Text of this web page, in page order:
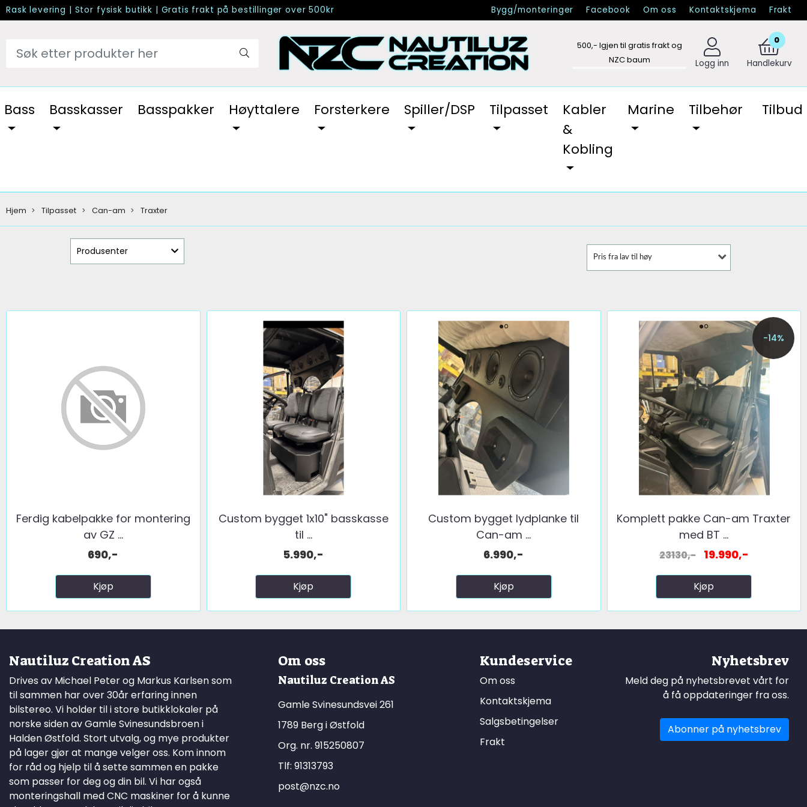
Rask levering | Stor fysisk butikk | Gratis frakt på bestillinger over 500kr Bygg/monteringer Facebook Om oss Kontaktskjema Frakt
500,- Igjen til gratis frakt og
NZC baum
Logg inn
0
Handlekurv
Bass Basskasser Basspakker Høyttalere Forsterkere Spiller/DSP Tilpasset
Kabler
&
Kobling
Marine Tilbehør Tilbud
Hjem Tilpasset Can-am Traxter
Produsenter
Pris fra lav til høy
Ferdig kabelpakke for montering
av GZ ...
690,-
Kjøp
Custom bygget 1x10" basskasse
til ...
5.990,-
Kjøp
Custom bygget lydplanke til
Can-am ...
6.990,-
Kjøp
-14%
Komplett pakke Can-am Traxter
med BT ...
23130,- 19.990,-
Kjøp
Nautiluz Creation AS
Drives av Michael Peter og Markus Karlsen som
til sammen har over 30år erfaring innen
bilstereo. Vi holder til i store butikklokaler på
norske siden av Gamle Svinesundsbroen i
Halden Østfold. Stort utvalg, og mye produkter
på lager gjør at mange velger oss. Kom innom
for råd og hjelp til å sette sammen en pakke
som passer for deg og din bil. Vi har også
monteringshall med CNC maskiner for å kunne
Om oss
Nautiluz Creation AS
Gamle Svinesundsvei 261
1789 Berg i Østfold
Org. nr. 915250807
Tlf: 91313793
post@nzc.no
Kundeservice
Om oss
Kontaktskjema
Salgsbetingelser
Frakt
Nyhetsbrev
Meld deg på nyhetsbrevet vårt for
å få oppdateringer fra oss.
Abonner på nyhetsbrev